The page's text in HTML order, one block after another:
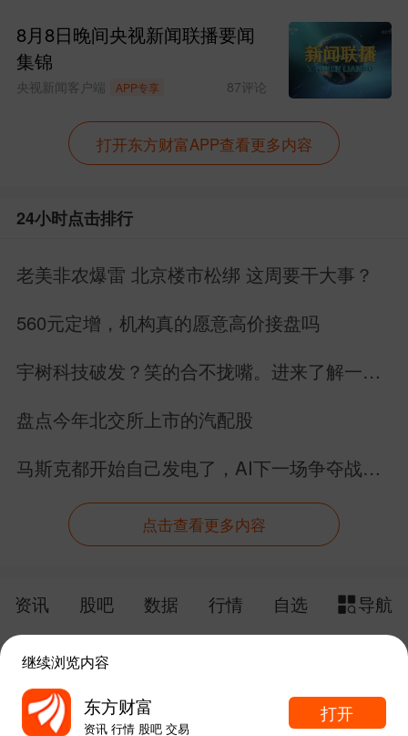
8月8日晚间央视新闻联播要闻
集锦
央视新闻客户端 APP专享 87评论
打开东方财富APP查看更多内容
24小时点击排行
老美非农爆雷 北京楼市松绑 这周要干大事？
560元定增，机构真的愿意高价接盘吗
宇树科技破发？笑的合不拢嘴。进来了解一下
盘点今年北交所上市的汽配股
马斯克都开始自己发电了，AI下一场争夺战还
点击查看更多内容
资讯 股吧 数据 行情 自选
导航
给网站提点意见 下载APP
继续浏览内容
东方财富
资讯 行情 股吧 交易
打开